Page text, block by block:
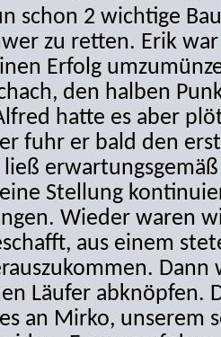
schon 2 wichtige
zu retten. Erik
Erfolg
den halben
hatte es aber
fuhr er bald den
Stellung
Wieder waren
aus einem
Dann
Läufer abknöpfen.
an Mirko, unserem